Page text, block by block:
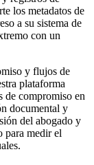
los metadatos de
a su sistema de
con un
y flujos de
plataforma
de compromiso en
documental y
del abogado y
para medir el